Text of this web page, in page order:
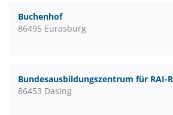
Buchenhof
86495 Eurasburg
Bundesausbildungszentrum für RAI-
86453 Dasing